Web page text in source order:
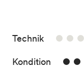
Technik/6
Kondition 6/6